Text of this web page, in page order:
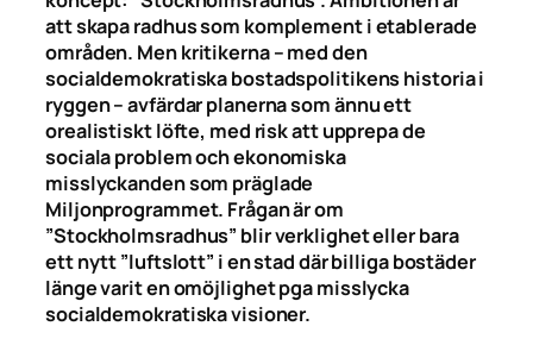
att skapa radhus som komplement i etablerade
områden. Men kritikerna – med den
socialdemokratiska bostadspolitikens historia i
ryggen – avfärdar planerna som ännu ett
orealistiskt löfte, med risk att upprepa de
sociala problem och ekonomiska
misslyckanden som präglade
Miljonprogrammet. Frågan är om
”Stockholmsradhus” blir verklighet eller bara
ett nytt ”luftslott” i en stad där billiga bostäder
länge varit en omöjlighet pga misslycka
socialdemokratiska visioner.